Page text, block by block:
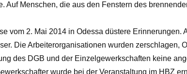
Auf Menschen, die aus den Fenstern des
vom 2. Mai 2014 in Odessa düstere Erinnerungen.
Die Arbeiterorganisationen wurden zerschlagen,
des DGB und der Einzelgewerkschaften keine
wurde bei der Veranstaltung im HBZ